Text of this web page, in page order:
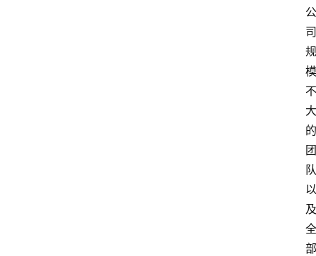
公
司
规
模
不
大
的
团
队
以
及
全
部